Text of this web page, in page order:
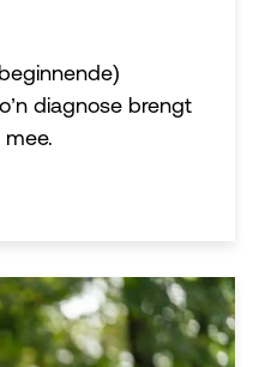
diagnose brengt